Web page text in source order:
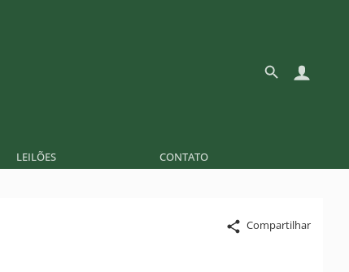
LEILÕES CONTATO
Compartilhar